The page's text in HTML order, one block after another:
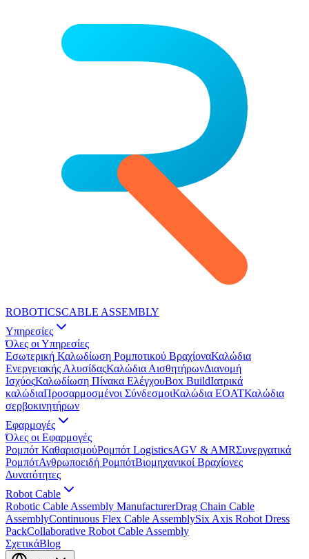
ROBOTICSCABLE ASSEMBLY
Υπηρεσίες
Όλες οι Υπηρεσίες
Εσωτερική Καλωδίωση Ρομποτικού ΒραχίοναΚαλώδια
Ενεργειακής ΑλυσίδαςΚαλώδια ΑισθητήρωνΔιανομή
ΙσχύοςΚαλωδίωση Πίνακα ΕλέγχουBox BuildΙατρικά
καλώδιαΠροσαρμοσμένοι ΣύνδεσμοιΚαλώδια EOATΚαλώδια
σερβοκινητήρων
Εφαρμογές
Όλες οι Εφαρμογές
Ρομπότ ΚαθαρισμούΡομπότ LogisticsAGV & AMRΣυνεργατικά
ΡομπότΑνθρωποειδή ΡομπότΒιομηχανικοί Βραχίονες
Δυνατότητες
Robot Cable
Robotic Cable Assembly ManufacturerDrag Chain Cable
AssemblyContinuous Flex Cable AssemblySix Axis Robot Dress
PackCollaborative Robot Cable Assembly
ΣχετικάBlog